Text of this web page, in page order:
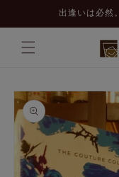
進む
出逢いは必然
商品情
報にス
キップ